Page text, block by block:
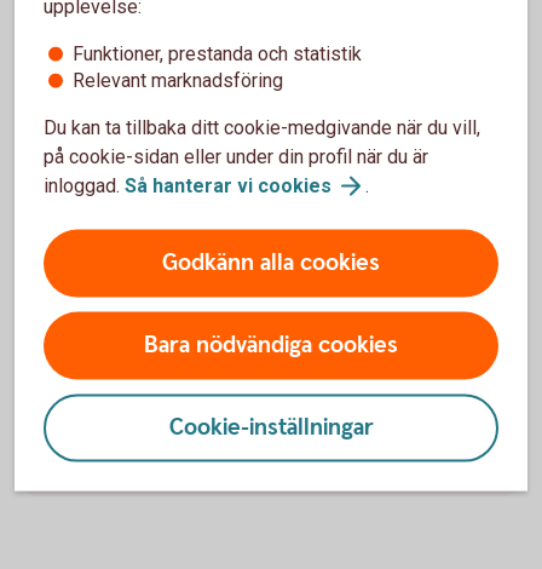
Skada inom Sverige
0771-23 33 33
Öppet vardagar 09-17
Akuta skador:
0771-57 16 00
Öppet dygnet runt
Skada utomlands
SOS International
+46 8 50 51 40 08
Öppet dygnet runt
upplevelse:
Funktioner, prestanda och statistik
Relevant marknadsföring
Du kan ta tillbaka ditt cookie-medgivande när du vill,
på cookie-sidan eller under din profil när du är
inloggad. Så hanterar vi cookies .
Godkänn alla cookies
Bara nödvändiga cookies
Cookie-inställningar